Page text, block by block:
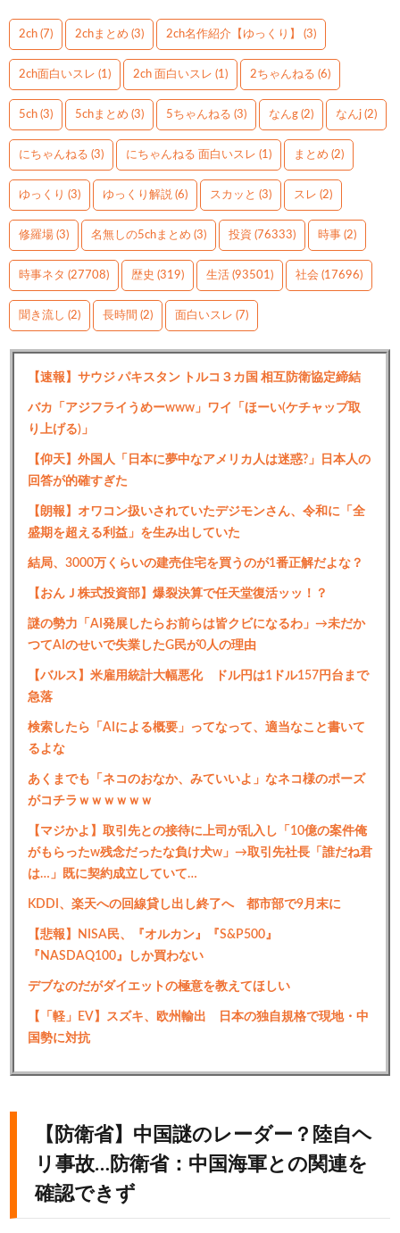
2ch (7) 2chまとめ (3) 2ch名作紹介【ゆっくり】 (3)
2ch面白いスレ (1) 2ch 面白いスレ (1) 2ちゃんねる (6)
5ch (3) 5chまとめ (3) 5ちゃんねる (3) なんg (2) なんj (2)
にちゃんねる (3) にちゃんねる 面白いスレ (1) まとめ (2)
ゆっくり (3) ゆっくり解説 (6) スカッと (3) スレ (2)
修羅場 (3) 名無しの5chまとめ (3) 投資 (76333) 時事 (2)
時事ネタ (27708) 歴史 (319) 生活 (93501) 社会 (17696)
聞き流し (2) 長時間 (2) 面白いスレ (7)
【速報】サウジ パキスタン トルコ３カ国 相互防衛協定締結
バカ「アジフライうめーwww」ワイ「ほーい(ケチャップ取
り上げる)」
【仰天】外国人「日本に夢中なアメリカ人は迷惑?」日本人の
回答が的確すぎた
【朗報】オワコン扱いされていたデジモンさん、令和に「全
盛期を超える利益」を生み出していた
結局、3000万くらいの建売住宅を買うのが1番正解だよな？
【おんＪ株式投資部】爆裂決算で任天堂復活ッッ！？
謎の勢力「AI発展したらお前らは皆クビになるわ」→未だか
つてAIのせいで失業したG民が0人の理由
【バルス】米雇用統計大幅悪化 ドル円は1ドル157円台まで
急落
検索したら「AIによる概要」ってなって、適当なこと書いて
るよな
あくまでも「ネコのおなか、みていいよ」なネコ様のポーズ
がコチラｗｗｗｗｗｗ
【マジかよ】取引先との接待に上司が乱入し「10億の案件俺
がもらったw残念だったな負け犬w」→取引先社長「誰だね君
は…」既に契約成立していて…
KDDI、楽天への回線貸し出し終了へ 都市部で9月末に
【悲報】NISA民、『オルカン』『S&P500』
『NASDAQ100』しか買わない
デブなのだがダイエットの極意を教えてほしい
【「軽」EV】スズキ、欧州輸出 日本の独自規格で現地・中
国勢に対抗
【防衛省】中国謎のレーダー？陸自ヘ
リ事故…防衛省：中国海軍との関連を
確認できず